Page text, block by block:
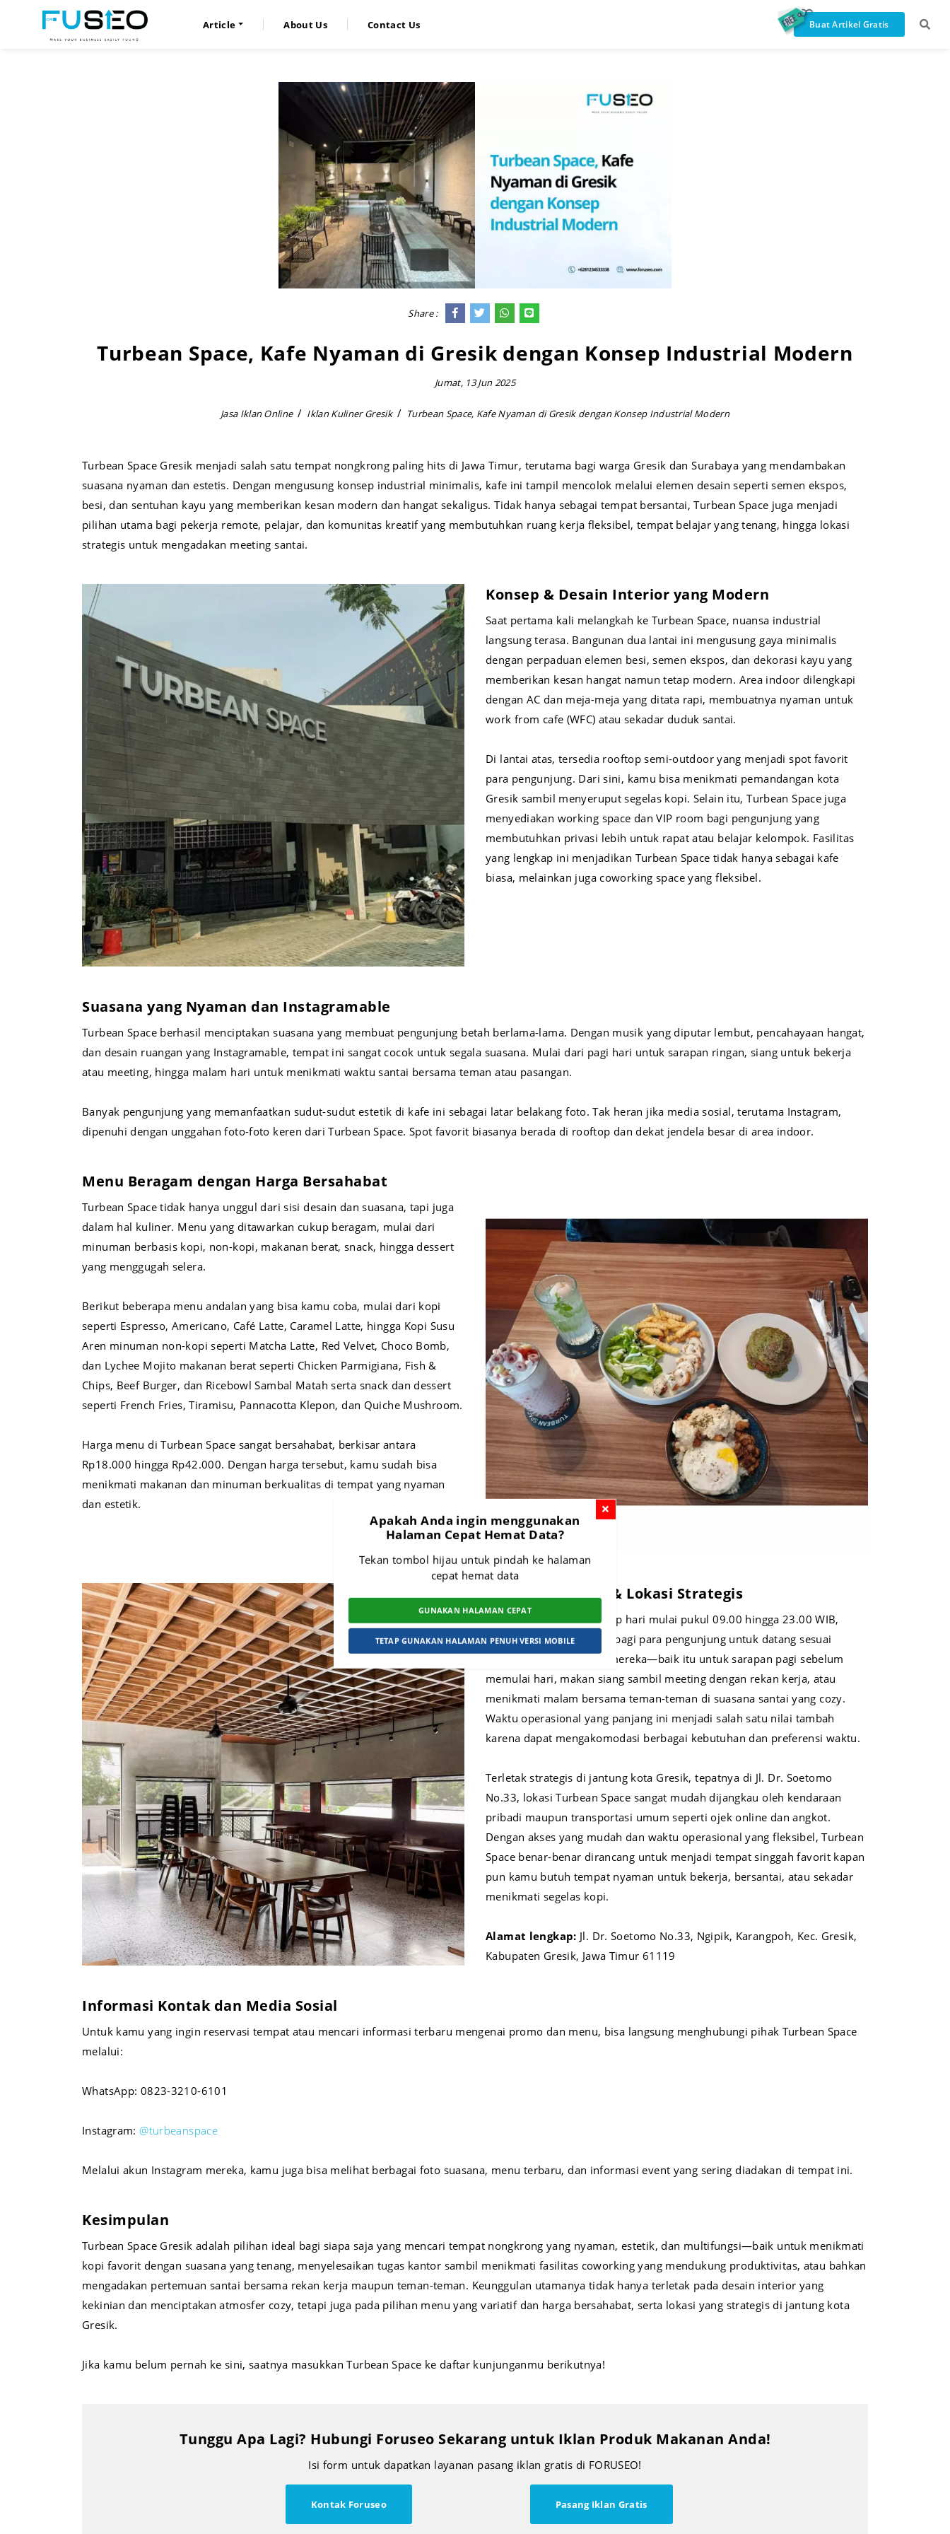
Apakah Anda ingin menggunakan
Halaman Cepat Hemat Data?
Tekan tombol hijau untuk pindah ke halaman
cepat hemat data
GUNAKAN HALAMAN CEPAT
TETAP GUNAKAN HALAMAN PENUH VERSI MOBILE
Article About Us Contact Us Buat Artikel Gratis
Share :
Turbean Space, Kafe Nyaman di Gresik dengan Konsep Industrial Modern
Jumat, 13 Jun 2025
Jasa Iklan Online Iklan Kuliner Gresik Turbean Space, Kafe Nyaman di Gresik dengan Konsep Industrial Modern
Turbean Space Gresik menjadi salah satu tempat nongkrong paling hits di Jawa Timur, terutama bagi warga Gresik dan Surabaya yang mendambakan
suasana nyaman dan estetis. Dengan mengusung konsep industrial minimalis, kafe ini tampil mencolok melalui elemen desain seperti semen ekspos,
besi, dan sentuhan kayu yang memberikan kesan modern dan hangat sekaligus. Tidak hanya sebagai tempat bersantai, Turbean Space juga menjadi
pilihan utama bagi pekerja remote, pelajar, dan komunitas kreatif yang membutuhkan ruang kerja fleksibel, tempat belajar yang tenang, hingga lokasi
strategis untuk mengadakan meeting santai.
Konsep & Desain Interior yang Modern
Saat pertama kali melangkah ke Turbean Space, nuansa industrial
langsung terasa. Bangunan dua lantai ini mengusung gaya minimalis
dengan perpaduan elemen besi, semen ekspos, dan dekorasi kayu yang
memberikan kesan hangat namun tetap modern. Area indoor dilengkapi
dengan AC dan meja-meja yang ditata rapi, membuatnya nyaman untuk
work from cafe (WFC) atau sekadar duduk santai.
Di lantai atas, tersedia rooftop semi-outdoor yang menjadi spot favorit
para pengunjung. Dari sini, kamu bisa menikmati pemandangan kota
Gresik sambil menyeruput segelas kopi. Selain itu, Turbean Space juga
menyediakan working space dan VIP room bagi pengunjung yang
membutuhkan privasi lebih untuk rapat atau belajar kelompok. Fasilitas
yang lengkap ini menjadikan Turbean Space tidak hanya sebagai kafe
biasa, melainkan juga coworking space yang fleksibel.
Suasana yang Nyaman dan Instagramable
Turbean Space berhasil menciptakan suasana yang membuat pengunjung betah berlama-lama. Dengan musik yang diputar lembut, pencahayaan hangat,
dan desain ruangan yang Instagramable, tempat ini sangat cocok untuk segala suasana. Mulai dari pagi hari untuk sarapan ringan, siang untuk bekerja
atau meeting, hingga malam hari untuk menikmati waktu santai bersama teman atau pasangan.
Banyak pengunjung yang memanfaatkan sudut-sudut estetik di kafe ini sebagai latar belakang foto. Tak heran jika media sosial, terutama Instagram,
dipenuhi dengan unggahan foto-foto keren dari Turbean Space. Spot favorit biasanya berada di rooftop dan dekat jendela besar di area indoor.
Menu Beragam dengan Harga Bersahabat
Turbean Space tidak hanya unggul dari sisi desain dan suasana, tapi juga
dalam hal kuliner. Menu yang ditawarkan cukup beragam, mulai dari
minuman berbasis kopi, non-kopi, makanan berat, snack, hingga dessert
yang menggugah selera.
Berikut beberapa menu andalan yang bisa kamu coba, mulai dari kopi
seperti Espresso, Americano, Café Latte, Caramel Latte, hingga Kopi Susu
Aren minuman non-kopi seperti Matcha Latte, Red Velvet, Choco Bomb,
dan Lychee Mojito makanan berat seperti Chicken Parmigiana, Fish &
Chips, Beef Burger, dan Ricebowl Sambal Matah serta snack dan dessert
seperti French Fries, Tiramisu, Pannacotta Klepon, dan Quiche Mushroom.
Harga menu di Turbean Space sangat bersahabat, berkisar antara
Rp18.000 hingga Rp42.000. Dengan harga tersebut, kamu sudah bisa
menikmati makanan dan minuman berkualitas di tempat yang nyaman
dan estetik.
Jam Operasional & Lokasi Strategis
Turbean Space buka setiap hari mulai pukul 09.00 hingga 23.00 WIB,
memberikan fleksibilitas bagi para pengunjung untuk datang sesuai
dengan jadwal aktivitas mereka—baik itu untuk sarapan pagi sebelum
memulai hari, makan siang sambil meeting dengan rekan kerja, atau
menikmati malam bersama teman-teman di suasana santai yang cozy.
Waktu operasional yang panjang ini menjadi salah satu nilai tambah
karena dapat mengakomodasi berbagai kebutuhan dan preferensi waktu.
Terletak strategis di jantung kota Gresik, tepatnya di Jl. Dr. Soetomo
No.33, lokasi Turbean Space sangat mudah dijangkau oleh kendaraan
pribadi maupun transportasi umum seperti ojek online dan angkot.
Dengan akses yang mudah dan waktu operasional yang fleksibel, Turbean
Space benar-benar dirancang untuk menjadi tempat singgah favorit kapan
pun kamu butuh tempat nyaman untuk bekerja, bersantai, atau sekadar
menikmati segelas kopi.
Alamat lengkap: Jl. Dr. Soetomo No.33, Ngipik, Karangpoh, Kec. Gresik,
Kabupaten Gresik, Jawa Timur 61119
Informasi Kontak dan Media Sosial
Untuk kamu yang ingin reservasi tempat atau mencari informasi terbaru mengenai promo dan menu, bisa langsung menghubungi pihak Turbean Space
melalui:
WhatsApp: 0823-3210-6101
Instagram:@turbeanspace
Melalui akun Instagram mereka, kamu juga bisa melihat berbagai foto suasana, menu terbaru, dan informasi event yang sering diadakan di tempat ini.
Kesimpulan
Turbean Space Gresik adalah pilihan ideal bagi siapa saja yang mencari tempat nongkrong yang nyaman, estetik, dan multifungsi—baik untuk menikmati
kopi favorit dengan suasana yang tenang, menyelesaikan tugas kantor sambil menikmati fasilitas coworking yang mendukung produktivitas, atau bahkan
mengadakan pertemuan santai bersama rekan kerja maupun teman-teman. Keunggulan utamanya tidak hanya terletak pada desain interior yang
kekinian dan menciptakan atmosfer cozy, tetapi juga pada pilihan menu yang variatif dan harga bersahabat, serta lokasi yang strategis di jantung kota
Gresik.
Jika kamu belum pernah ke sini, saatnya masukkan Turbean Space ke daftar kunjunganmu berikutnya!
Tunggu Apa Lagi? Hubungi Foruseo Sekarang untuk Iklan Produk Makanan Anda!
Isi form untuk dapatkan layanan pasang iklan gratis di FORUSEO!
Kontak Foruseo Pasang Iklan Gratis